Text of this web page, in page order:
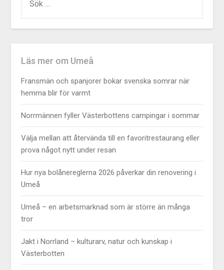
Läs mer om Umeå
Fransmän och spanjorer bokar svenska somrar när
hemma blir för varmt
Norrmännen fyller Västerbottens campingar i sommar
Välja mellan att återvända till en favoritrestaurang eller
prova något nytt under resan
Hur nya bolånereglerna 2026 påverkar din renovering i
Umeå
Umeå – en arbetsmarknad som är större än många
tror
Jakt i Norrland – kulturarv, natur och kunskap i
Västerbotten